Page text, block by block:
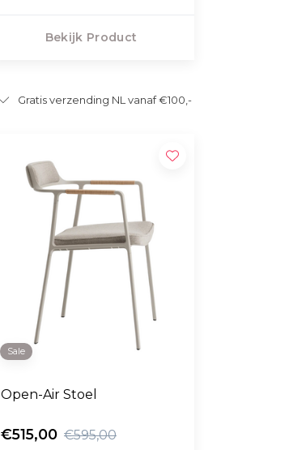
Bekijk Product
Gratis verzending NL vanaf €100,-
Sale
Open-Air Stoel
€515,00 €595,00